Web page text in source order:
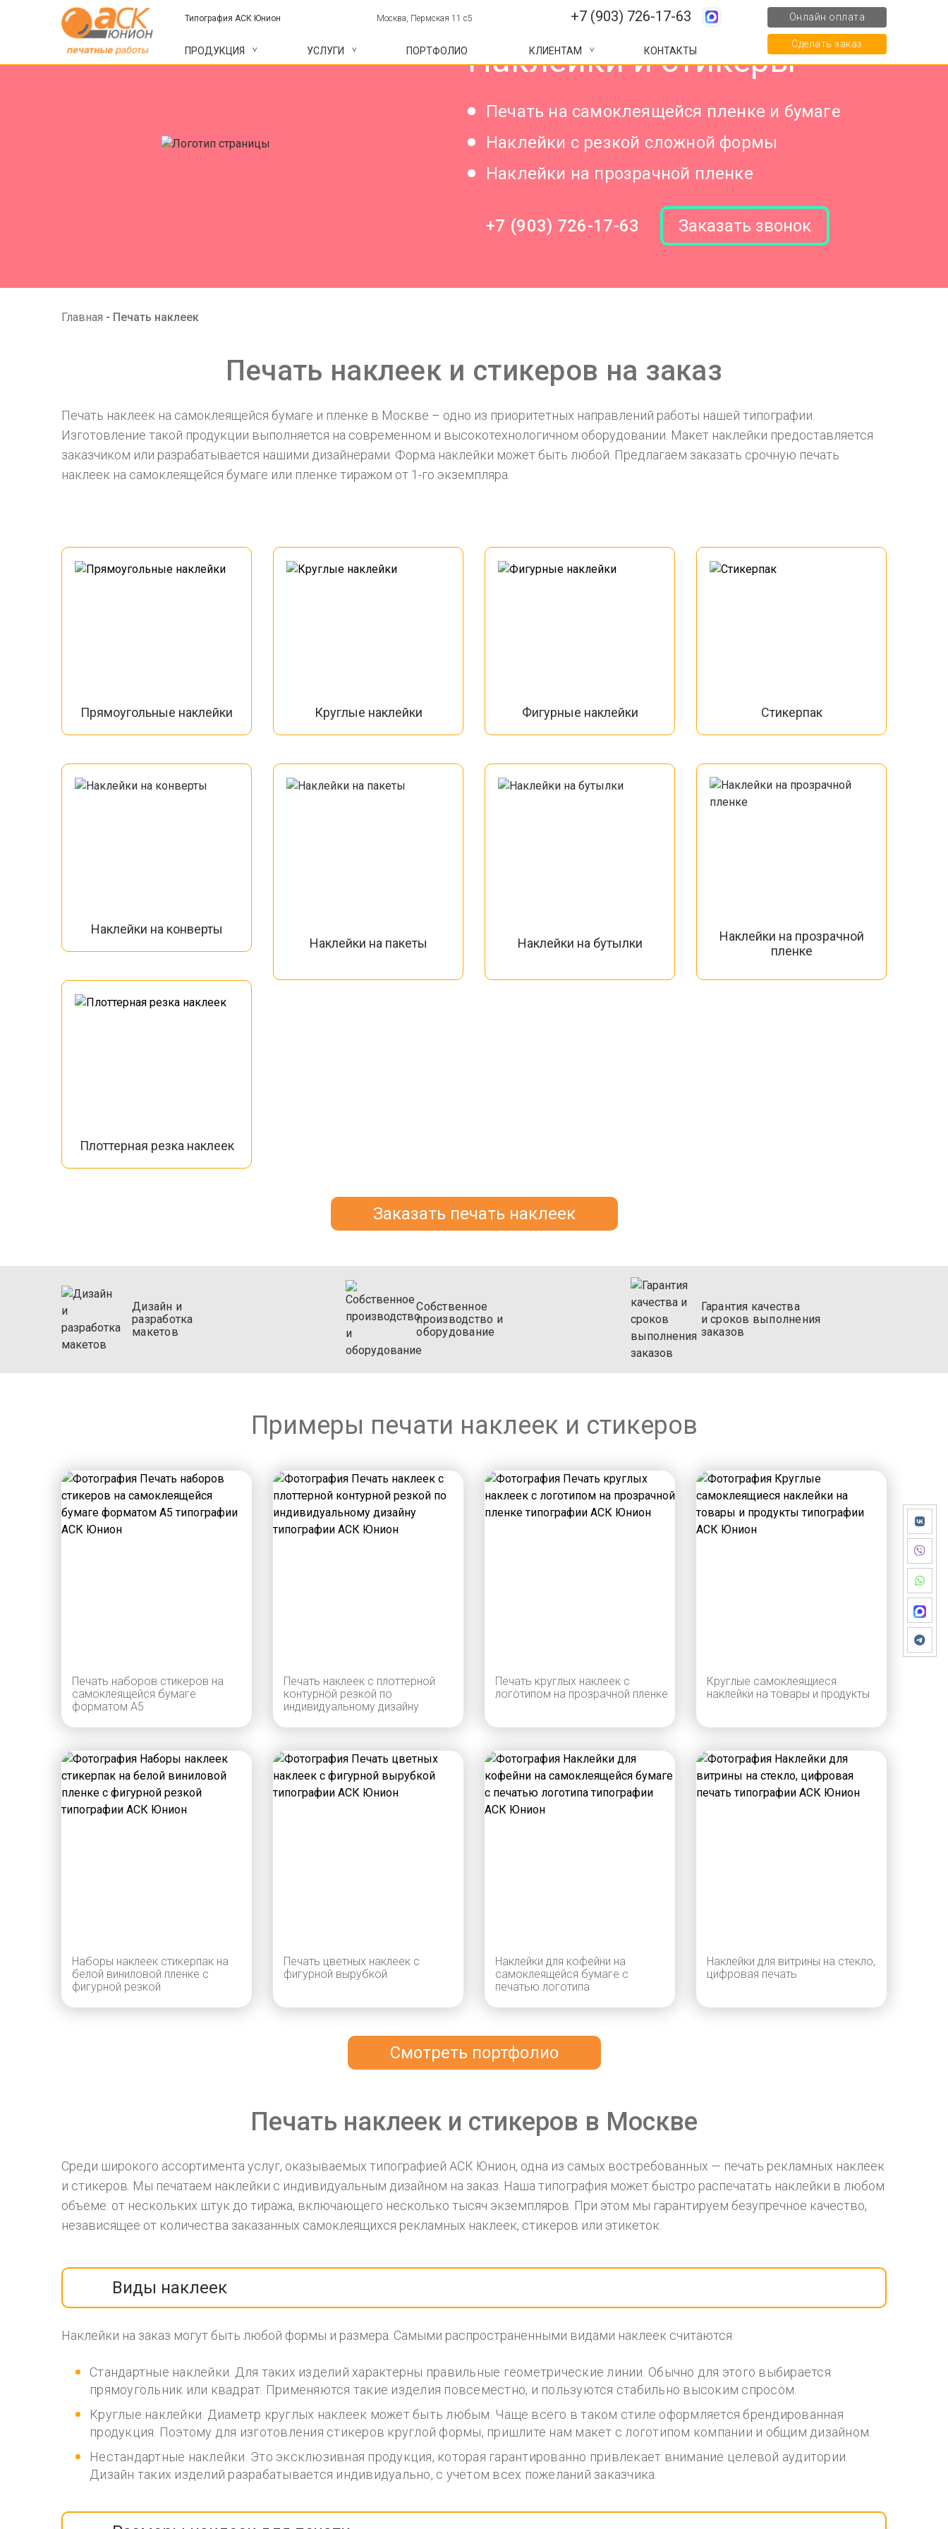
Типография АСК Юнион Москва, Пермская 11 с5 +7 (903) 726-17-63
ПРОДУКЦИЯ УСЛУГИ ПОРТФОЛИО КЛИЕНТАМ КОНТАКТЫ
Онлайн оплата
Сделать заказ
Наклейки и стикеры
Печать на самоклеящейся пленке и бумаге
Наклейки с резкой сложной формы
Наклейки на прозрачной пленке
+7 (903) 726-17-63 Заказать звонок
Главная - Печать наклеек
Печать наклеек и стикеров на заказ
Печать наклеек на самоклеящейся бумаге и пленке в Москве – одно из приоритетных направлений работы нашей типографии.
Изготовление такой продукции выполняется на современном и высокотехнологичном оборудовании. Макет наклейки предоставляется
заказчиком или разрабатывается нашими дизайнерами. Форма наклейки может быть любой. Предлагаем заказать срочную печать
наклеек на самоклеящейся бумаге или пленке тиражом от 1-го экземпляра.
Прямоугольные наклейки Круглые наклейки Фигурные наклейки Стикерпак
Наклейки на конверты
Наклейки на пакеты
Наклейки на бутылки
Наклейки на прозрачной
пленке
Плоттерная резка наклеек
Заказать печать наклеек
Дизайн и
разработка
макетов
Собственное
производство и
оборудование
Гарантия качества
и сроков выполнения
заказов
Примеры печати наклеек и стикеров
Печать наборов стикеров на
самоклеящейся бумаге
форматом А5
Печать наклеек с плоттерной
контурной резкой по
индивидуальному дизайну
Печать круглых наклеек с
логотипом на прозрачной пленке
Круглые самоклеящиеся
наклейки на товары и продукты
Наборы наклеек стикерпак на
белой виниловой пленке с
фигурной резкой
Печать цветных наклеек с
фигурной вырубкой
Наклейки для кофейни на
самоклеящейся бумаге с
печатью логотипа
Наклейки для витрины на стекло,
цифровая печать
Смотреть портфолио
Печать наклеек и стикеров в Москве
Среди широкого ассортимента услуг, оказываемых типографией АСК Юнион, одна из самых востребованных — печать рекламных наклеек
и стикеров. Мы печатаем наклейки с индивидуальным дизайном на заказ. Наша типография может быстро распечатать наклейки в любом
объеме: от нескольких штук до тиража, включающего несколько тысяч экземпляров. При этом мы гарантируем безупречное качество,
независящее от количества заказанных самоклеящихся рекламных наклеек, стикеров или этикеток.
Виды наклеек
Наклейки на заказ могут быть любой формы и размера. Самыми распространенными видами наклеек считаются:
Стандартные наклейки. Для таких изделий характерны правильные геометрические линии. Обычно для этого выбирается
прямоугольник или квадрат. Применяются такие изделия повсеместно, и пользуются стабильно высоким спросом.
Круглые наклейки. Диаметр круглых наклеек может быть любым. Чаще всего в таком стиле оформляется брендированная
продукция. Поэтому для изготовления стикеров круглой формы, пришлите нам макет с логотипом компании и общим дизайном.
Нестандартные наклейки. Это эксклюзивная продукция, которая гарантированно привлекает внимание целевой аудитории.
Дизайн таких изделий разрабатывается индивидуально, с учётом всех пожеланий заказчика.